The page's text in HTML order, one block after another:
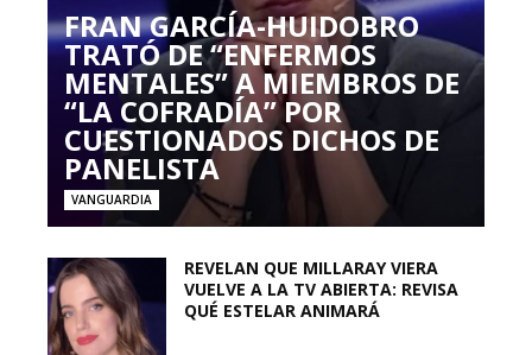
FRAN GARCÍA-HUIDOBRO
TRATÓ DE “ENFERMOS
MENTALES” A MIEMBROS DE
“LA COFRADÍA” POR
CUESTIONADOS DICHOS DE
PANELISTA
VANGUARDIA
REVELAN QUE MILLARAY VIERA
VUELVE A LA TV ABIERTA: REVISA
QUÉ ESTELAR ANIMARÁ